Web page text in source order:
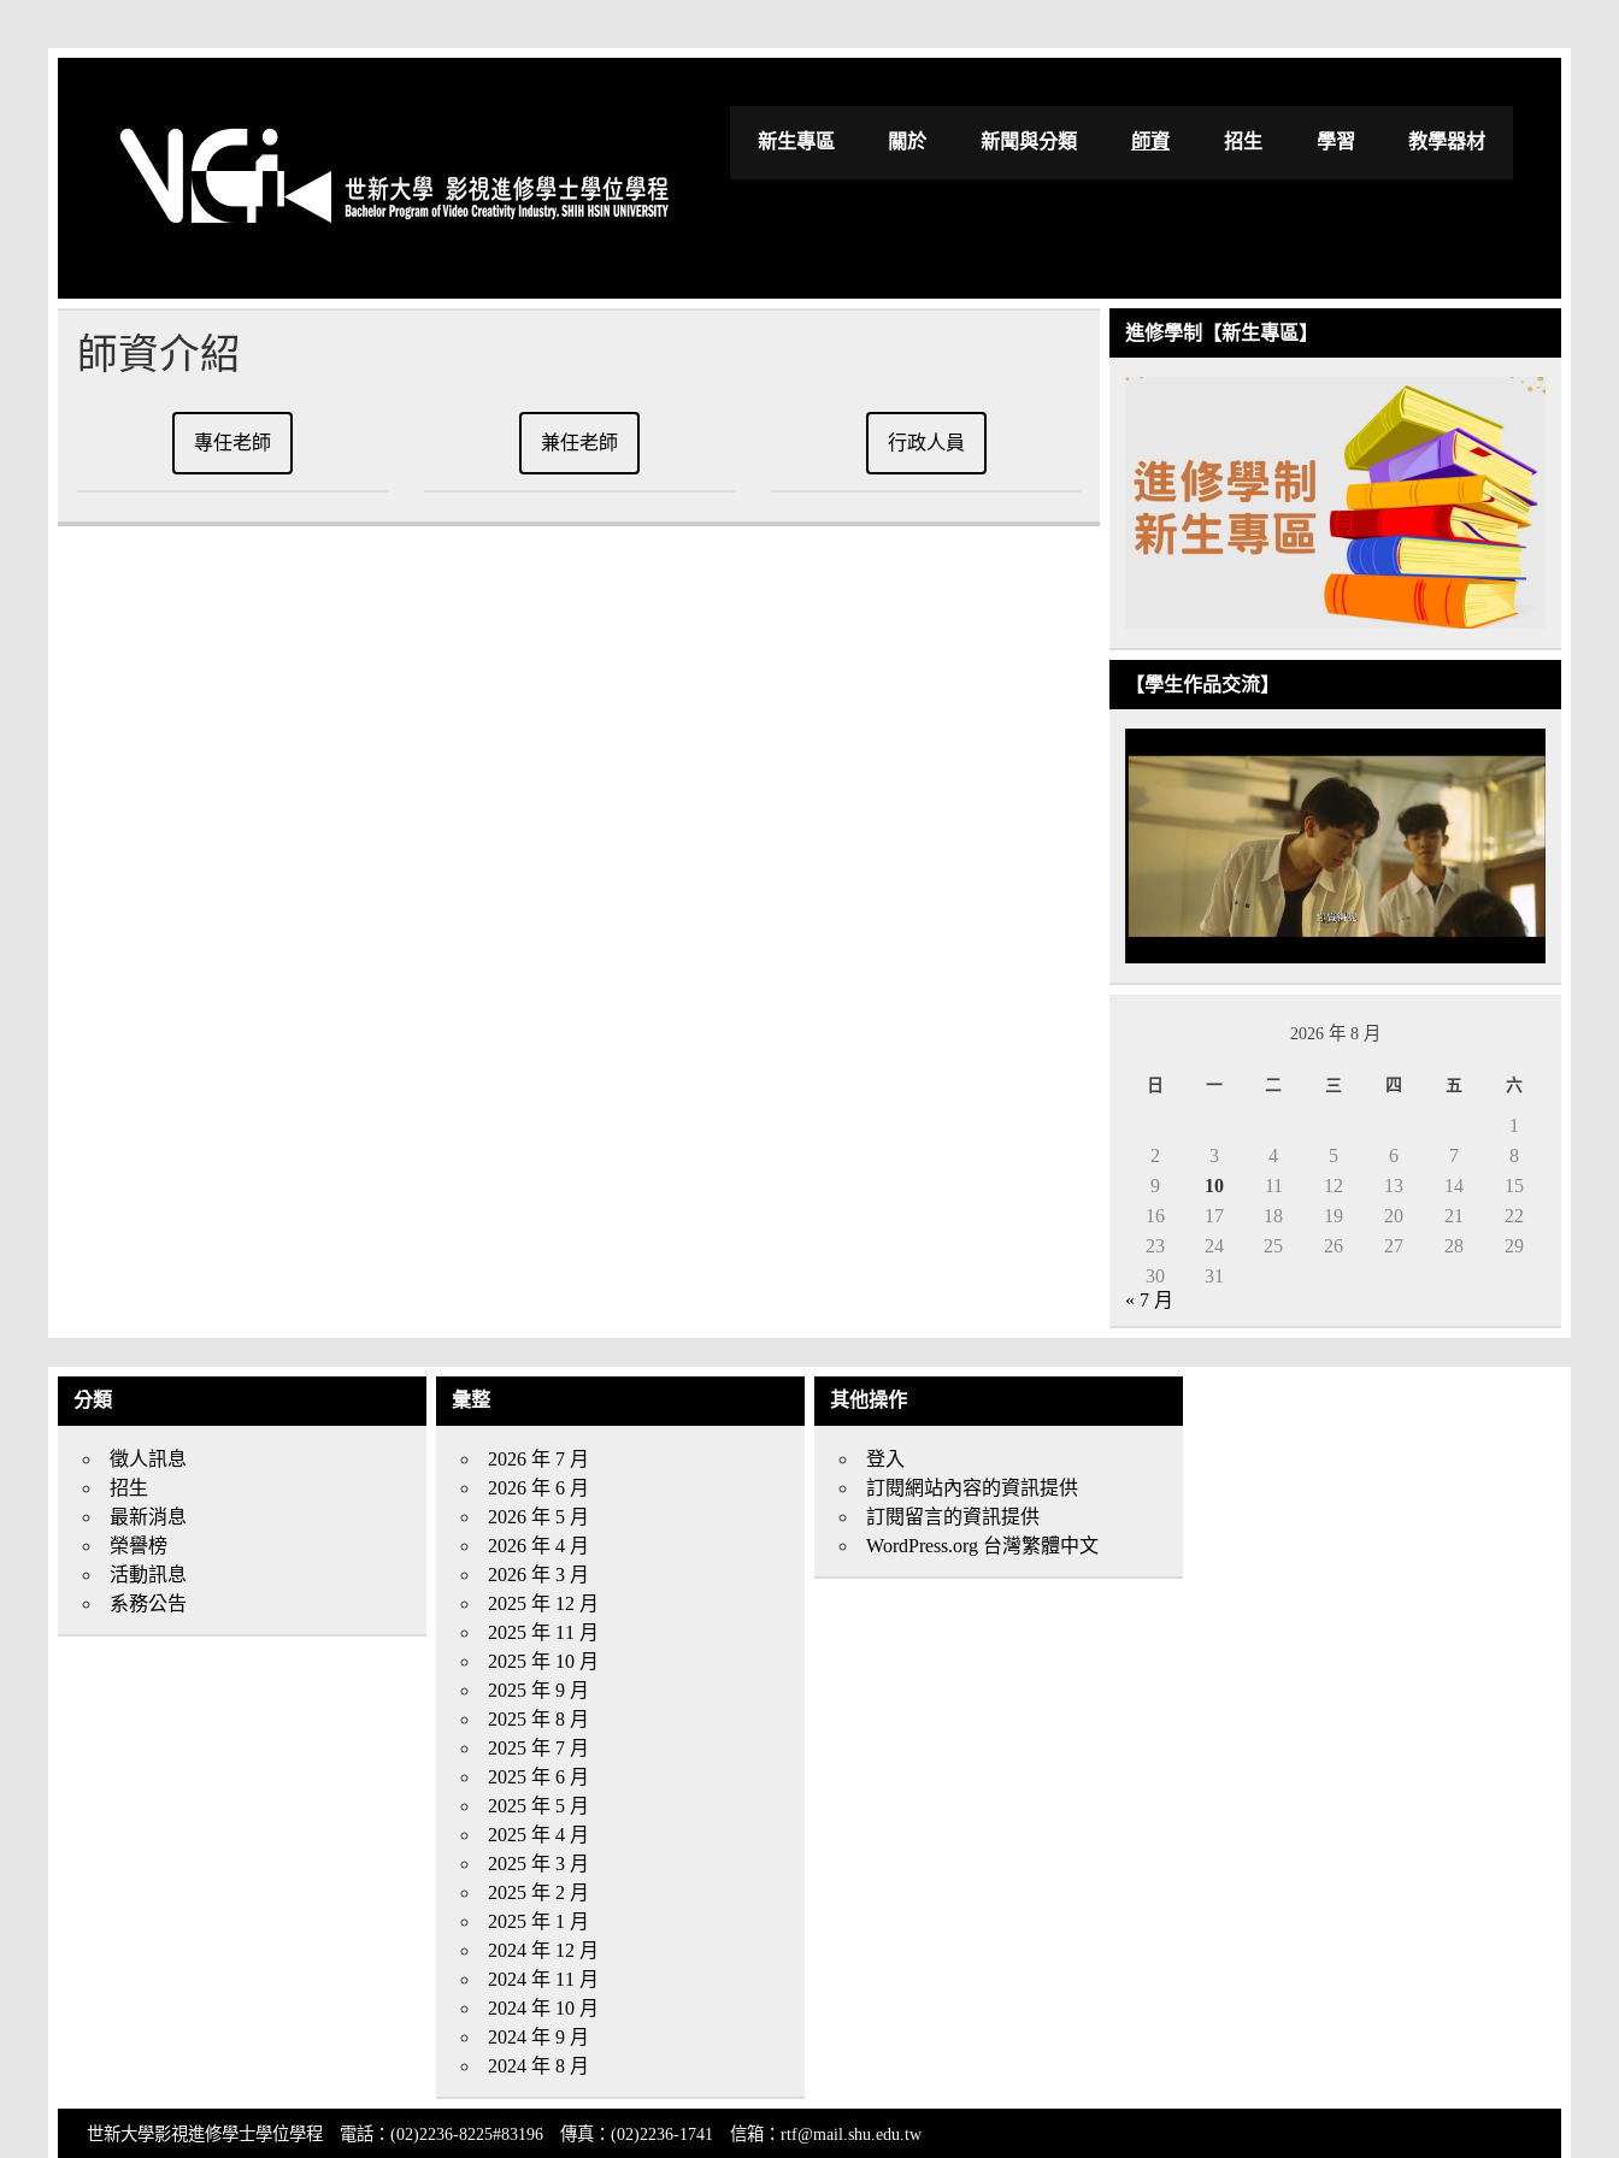
content
世新大學影視進修學士學位學程
新生專區 關於 新聞與分類 師資 招生 學習 教學器材
師資介紹
專任老師 兼任老師 行政人員
進修學制【新生專區】
【學生作品交流】
2026 年 8 月
日 一 二 三 四 五 六
1
2
3 4 5 6 7
8
9
10 11 12 13 14
15
16
17 18 19 20 21
22
23
24 25 26 27 28
29
30
31
« 7 月
分類
徵人訊息
招生
最新消息
榮譽榜
活動訊息
系務公告
彙整
2026 年 7 月
2026 年 6 月
2026 年 5 月
2026 年 4 月
2026 年 3 月
2025 年 12 月
2025 年 11 月
2025 年 10 月
2025 年 9 月
2025 年 8 月
2025 年 7 月
2025 年 6 月
2025 年 5 月
2025 年 4 月
2025 年 3 月
2025 年 2 月
2025 年 1 月
2024 年 12 月
2024 年 11 月
2024 年 10 月
2024 年 9 月
2024 年 8 月
其他操作
登入
訂閱網站內容的資訊提供
訂閱留言的資訊提供
WordPress.org 台灣繁體中文
世新大學影視進修學士學位學程 電話：(02)2236-8225#83196 傳真：(02)2236-1741 信箱：rtf@mail.shu.edu.tw